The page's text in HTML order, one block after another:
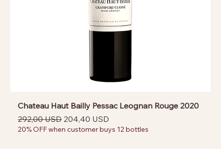
Chateau Haut Bailly Pessac Leognan Rouge 2020
Prezzo regolare
292,00 USD Prezzo scontato
204,40 USD
20% OFF when customer buys 12 bottles